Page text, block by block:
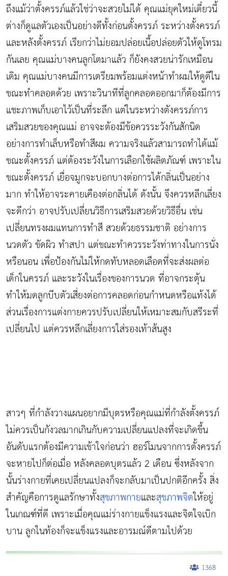
ถึงแม้ว่าตั้งครรภ์แล้วใช่ว่าจะสวยไม่ได้ คุณแม่ยุคใหม่เดี๋ยวนี้
ต่างก็ดูแลตัวเองเป็นอย่างดีทั้งก่อนตั้งครรภ์ ระหว่างตั้งครรภ์
และหลังตั้งครรภ์ เรียกว่าไม่ยอมปล่อยเนื้อปล่อยตัวให้ดูโทรม
กันเลย คุณแม่บางคนลูกโตมาแล้ว ก็ยังคงสวยน่ารักเหมือน
เดิม คุณแม่บางคนมีการเตรียมพร้อมแต่งหน้าทำผมให้ดูดีใน
ขณะทำคลอดด้วย เพราะวินาทีที่ลูกคลอดออกมาก็ต้องมีการ
แชะภาพเก็บเอาไว้เป็นที่ระลึก แต่ในระหว่างตังครรภ์การ
เสริมสวยของคุณแม่ อาจจะต้องมีข้อควรระวังกันสักนิด
อย่างการทำเล็บหรือทำสีผม ความจริงแล้วสามารถทำได้แม้
ขณะตั้งครรภ์ แต่ต้องระวังในการเลือกใช้ผลิตภัณฑ์ เพราะใน
ขณะตั้งครรภ์ เยื่อจมูกจะบอกบางต่อการได้กลิ่นเป็นอย่าง
มาก ทำให้อาจระคายเคืองต่อกลิ่นได้ ดังนั้น จึงควรหลีกเลี่ยง
จะดีกว่า อาจปรับเปลี่ยนวิธีการเสริมสวยด้วยวิธีอื่น เช่น
เปลี่ยนทรงผมแทนการทำสี สวยด้วยธรรมชาติ อย่างการ
นวดตัว ขัดผิว ทำสปา แต่ขณะทำควรระวังท่าทางในการนั่ง
หรือนอน เพื่อป้องกันไม่ให้กดทับหลอดเลือดที่จะส่งผลต่อ
เด็กในครรภ์ และระวังในเรื่องของการนวด ที่อาจกระตุ้น
ทำให้มดลูกบีบตัวเสี่ยงต่อการคลอดก่อนกำหนดหรือแท้งได้
ส่วนเรื่องการแต่งกายควรปรับเปลี่ยนให้เหมาะสมกับสรีระที่
เปลี่ยนไป แต่ควรหลีกเลี่ยงการใส่รองเท้าส้นสูง
สาวๆ ที่กำลังวางแผนอยากมีบุตรหรือคุณแม่ที่กำลังตั้งครรภ์
ไม่ควรเป็นกังวลมากเกินกับความเปลี่ยนแปลงที่จะเกิดขึ้น
อันดับแรกต้องมีความเข้าใจก่อนว่า ฮอร์โมนจากการตั้งครรภ์
จะหายไปก็ต่อเมื่อ หลังคลอดบุตรแล้ว 2 เดือน ซึ่งหลังจาก
นั้นร่างกายที่เคยเปลี่ยนแปลงก็จะกลับมาเป็นปกติอีกครั้ง สิ่ง
สำคัญคือการดูแลรักษาทั้งสุขภาพกายและสุขภาพจิตให้อยู่
ในเกณฑ์ที่ดี เพราะเมื่อคุณแม่ร่างกายแข็งแรงและจิตใจเบิก
บาน ลูกในท้องก็จะแข็งแรงและอารมณ์ดีตามไปด้วย
1368